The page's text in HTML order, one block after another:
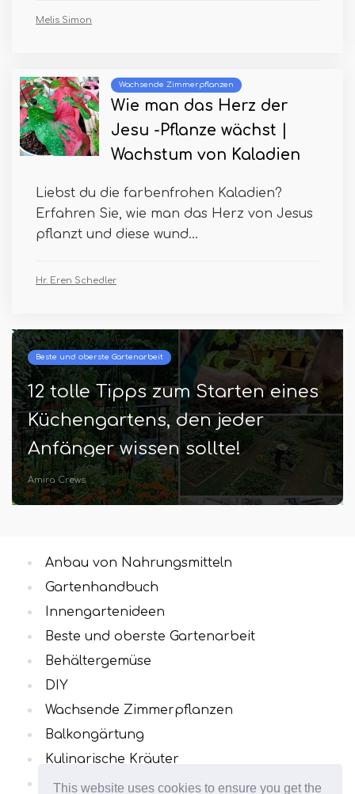
This website uses cookies to ensure you get the
Melis Simon
Wachsende Zimmerpflanzen
Wie man das Herz der
Jesu -Pflanze wächst |
Wachstum von Kaladien
Liebst du die farbenfrohen Kaladien?
Erfahren Sie, wie man das Herz von Jesus
pflanzt und diese wund...
Hr. Eren Schedler
Beste und oberste Gartenarbeit
12 tolle Tipps zum Starten eines
Küchengartens, den jeder
Anfänger wissen sollte!
Amira Crews
Anbau von Nahrungsmitteln
Gartenhandbuch
Innengartenideen
Beste und oberste Gartenarbeit
Behältergemüse
DIY
Wachsende Zimmerpflanzen
Balkongärtung
Kulinarische Kräuter
Alle Kategorien